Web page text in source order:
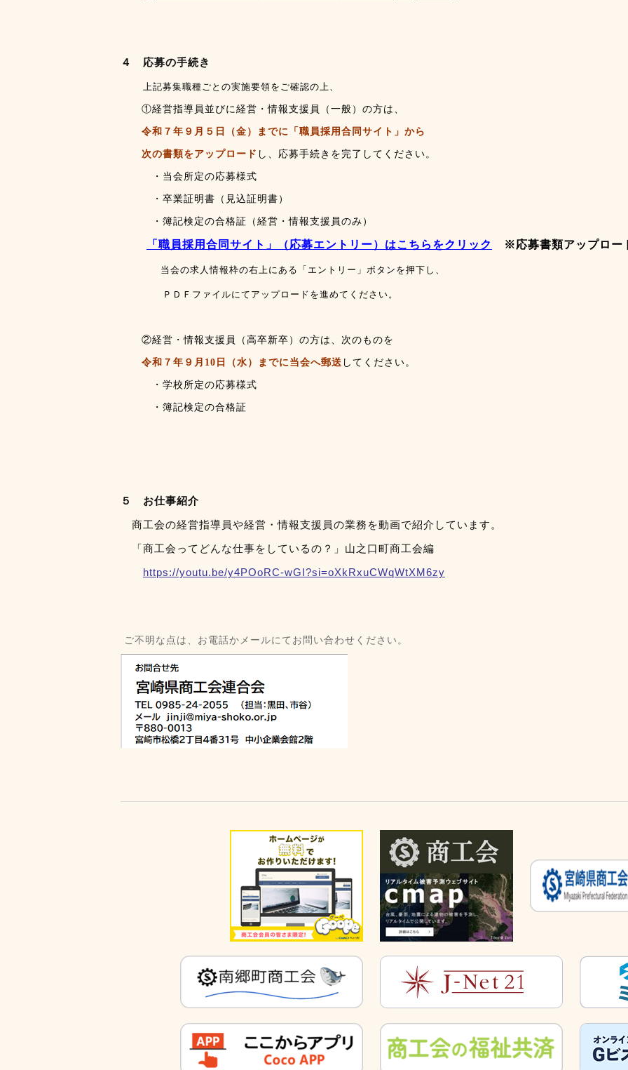
４ 応募の手続き
上記募集職種ごとの実施要領をご確認の上、
①経営指導員並びに経営・情報支援員（一般）の方は、
令和７年９月５日（金）までに「職員採用合同サイト」から
次の書類をアップロード し、応募手続きを完了してください。
・当会所定の応募様式
・卒業証明書（見込証明書）
・簿記検定の合格証（経営・情報支援員のみ）
「職員採用合同サイト」（応募エントリー）はこちらをクリック ※応募書類アップロー
当会の求人情報枠の右上にある「エントリー」ボタンを押下し、
ＰＤＦファイルにてアップロードを進めてください。
②経営・情報支援員（高卒新卒）の方は、次のものを
令和７年９月10日（水）までに当会へ郵送 してください。
・学校所定の応募様式
・簿記検定の合格証
５ お仕事紹介
商工会の経営指導員や経営・情報支援員の業務を動画で紹介しています。
「商工会ってどんな仕事をしているの？」山之口町商工会編
https://youtu.be/y4POoRC-wGI?si=oXkRxuCWqWtXM6zy
ご不明な点は、お電話かメールにてお問い合わせください。